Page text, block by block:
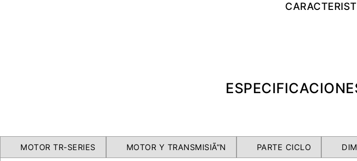
MOTOR TR-SERIES MOTOR Y TRANSMISIÃ“N PARTE CICLO